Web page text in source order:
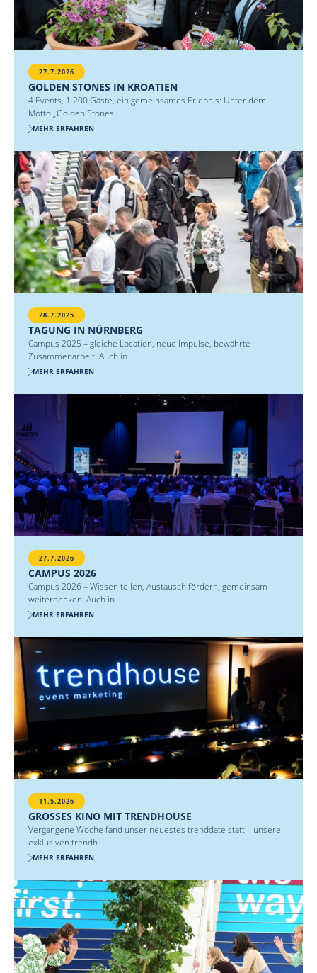
27.7.2026
GOLDEN STONES IN KROATIEN
4 Events, 1.200 Gäste, ein gemeinsames Erlebnis: Unter dem
Motto „Golden Stones....
MEHR ERFAHREN
28.7.2025
TAGUNG IN NÜRNBERG
Campus 2025 – gleiche Location, neue Impulse, bewährte
Zusammenarbeit. Auch in ....
MEHR ERFAHREN
27.7.2026
CAMPUS 2026
Campus 2026 – Wissen teilen, Austausch fördern, gemeinsam
weiterdenken. Auch in....
MEHR ERFAHREN
11.5.2026
GROSSES KINO MIT TRENDHOUSE
Vergangene Woche fand unser neuestes trenddate statt – unsere
exklusiven trendh....
MEHR ERFAHREN